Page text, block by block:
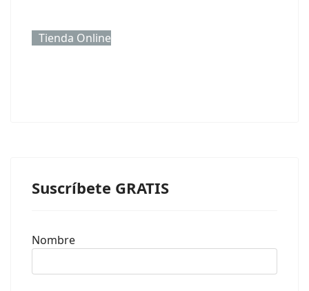
Tienda Online
Suscríbete GRATIS
Nombre